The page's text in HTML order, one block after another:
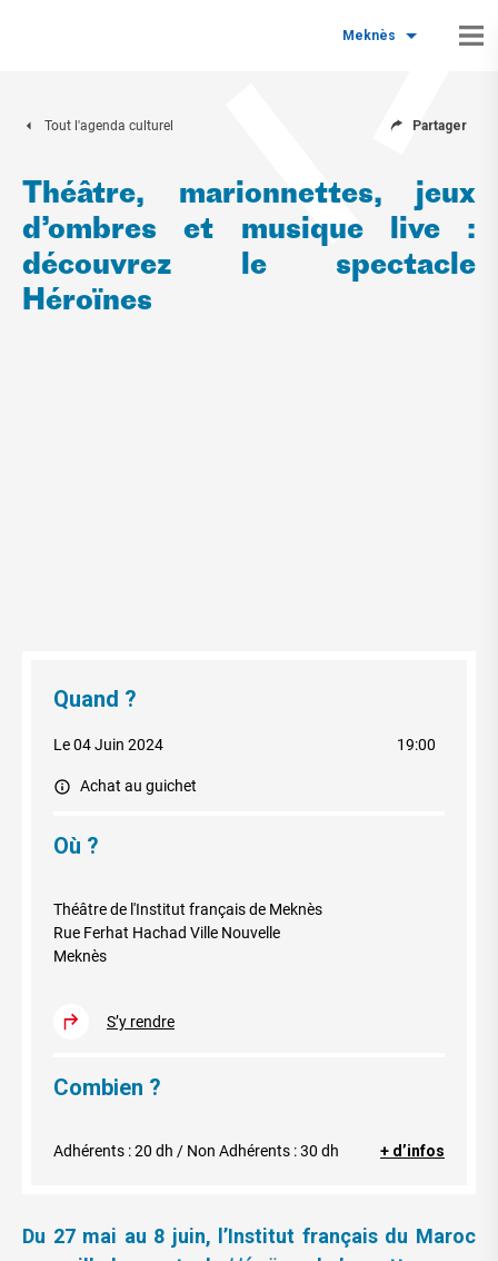
Meknès
Tout l'agenda culturel Partager
Théâtre, marionnettes, jeux
d’ombres et musique live :
découvrez le spectacle
Héroïnes
Quand ?
Le 04 Juin 2024 19:00
Achat au guichet
Où ?
Théâtre de l'Institut français de Meknès
Rue Ferhat Hachad Ville Nouvelle
Meknès
S’y rendre
Combien ?
Adhérents : 20 dh / Non Adhérents : 30 dh + d’infos
Du 27 mai au 8 juin, l’Institut français du Maroc